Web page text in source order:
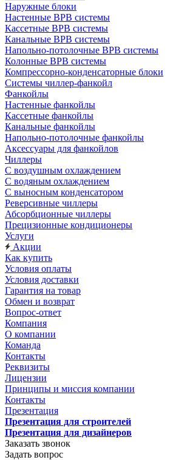
Наружные блоки
Настенные ВРВ системы
Кассетные ВРВ системы
Канальные ВРВ системы
Напольно-потолочные ВРВ системы
Колонные ВРВ системы
Компрессорно-конденсаторные блоки
Системы чиллер-фанкойл
Фанкойлы
Настенные фанкойлы
Кассетные фанкойлы
Канальные фанкойлы
Напольно-потолочные фанкойлы
Аксессуары для фанкойлов
Чиллеры
С воздушным охлаждением
С водяным охлаждением
С выносным конденсатором
Реверсивные чиллеры
Абсорбционные чиллеры
Прецизионные кондиционеры
Услуги
Акции
Как купить
Условия оплаты
Условия доставки
Гарантия на товар
Обмен и возврат
Вопрос-ответ
Компания
О компании
Команда
Контакты
Реквизиты
Лицензии
Принципы и миссия компании
Контакты
Презентация
Презентация для строителей
Презентация для дизайнеров
Заказать звонок
Задать вопрос